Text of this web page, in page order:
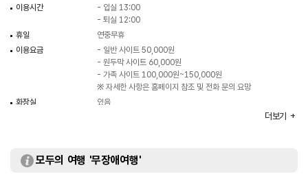
이용시간
- 입실 13:00
- 퇴실 12:00
휴일
연중무휴
이용요금
- 일반 사이트 50,000원
- 원두막 사이트 60,000원
- 가족 사이트 100,000원~150,000원
※ 자세한 사항은 홈페이지 참조 및 전화 문의 요망
화장실
있음
더보기
모두의 여행 '무장애여행'